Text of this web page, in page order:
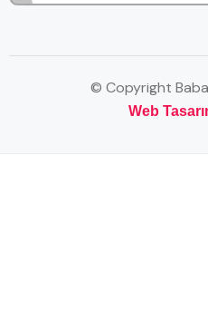
© Copyright
Web